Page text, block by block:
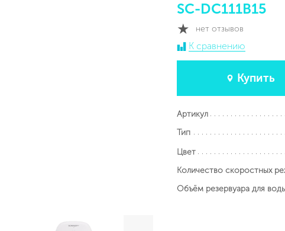
SC-DC111B15
нет отзывов
К сравнению
Купить
Артикул
Тип
Цвет
Количество скоростных
Объём резервуара для